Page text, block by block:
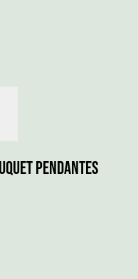
pendantes